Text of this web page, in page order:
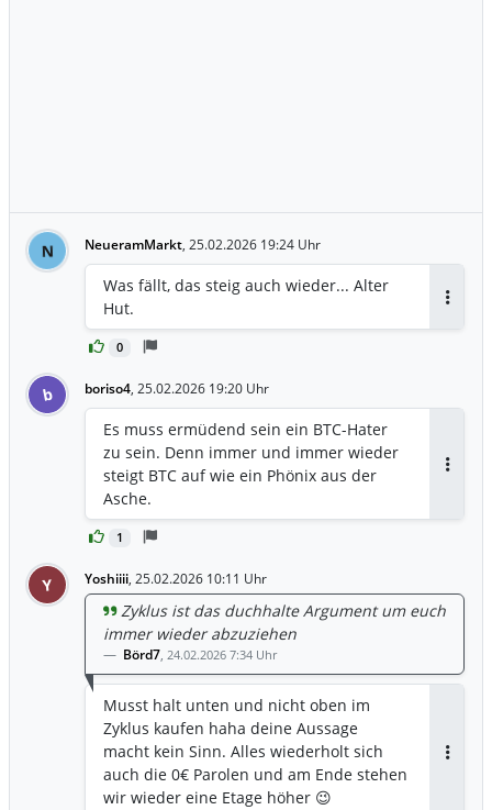
N NeueramMarkt, 25.02.2026 19:24 Uhr
0
Was fällt, das steig auch wieder... Alter
Hut.
b boriso4, 25.02.2026 19:20 Uhr
1
Es muss ermüdend sein ein BTC-Hater
zu sein. Denn immer und immer wieder
steigt BTC auf wie ein Phönix aus der
Asche.
Y Yoshiiii, 25.02.2026 10:11 Uhr
Zyklus ist das duchhalte Argument um euch
immer wieder abzuziehen
Börd7, 24.02.2026 7:34 Uhr
Musst halt unten und nicht oben im
Zyklus kaufen haha deine Aussage
macht kein Sinn. Alles wiederholt sich
auch die 0€ Parolen und am Ende stehen
wir wieder eine Etage höher 😉